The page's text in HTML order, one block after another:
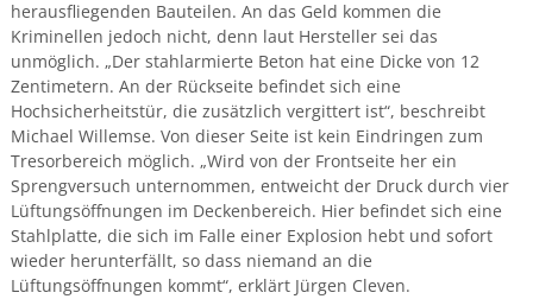
herausfliegenden Bauteilen. An das Geld kommen die
Kriminellen jedoch nicht, denn laut Hersteller sei das
unmöglich. „Der stahlarmierte Beton hat eine Dicke von 12
Zentimetern. An der Rückseite befindet sich eine
Hochsicherheitstür, die zusätzlich vergittert ist“, beschreibt
Michael Willemse. Von dieser Seite ist kein Eindringen zum
Tresorbereich möglich. „Wird von der Frontseite her ein
Sprengversuch unternommen, entweicht der Druck durch vier
Lüftungsöffnungen im Deckenbereich. Hier befindet sich eine
Stahlplatte, die sich im Falle einer Explosion hebt und sofort
wieder herunterfällt, so dass niemand an die
Lüftungsöffnungen kommt“, erklärt Jürgen Cleven.